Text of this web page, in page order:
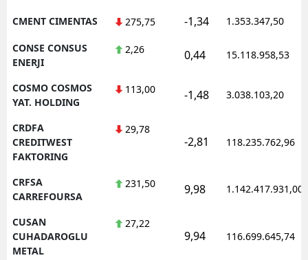
CMENT CIMENTAS 275,75 -1,34 1.353.347,50
CONSE CONSUS
ENERJI
2,26 0,44 15.118.958,53
COSMO COSMOS
YAT. HOLDING
113,00 -1,48 3.038.103,20
CRDFA
CREDITWEST
FAKTORING
29,78
-2,81 118.235.762,96
CRFSA
CARREFOURSA
231,50 9,98 1.142.417.931,00
CUSAN
CUHADAROGLU
METAL
27,22
9,94 116.699.645,74